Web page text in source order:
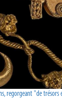
regorgeant "de trésors